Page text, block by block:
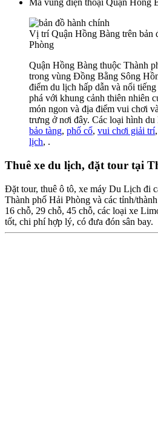
Mã vùng điện thoại Quận Hồng
Vị trí Quận Hồng Bàng trên bản
Phòng
Quận Hồng Bàng thuộc Thành
trong vùng Đồng Bằng Sông
điểm du lịch hấp dẫn và nổi
phá với khung cảnh thiên nhiên
món ngon và địa điểm vui chơi
trưng ở nơi đây. Các loại hình
bảo tàng, phố cổ, vui chơi giải trí,
lịch, .
Thuê xe du lịch, đặt tour tại
Đặt tour, thuê ô tô, xe máy Du Lịch đi
Thành phố Hải Phòng và các tỉnh/
16 chỗ, 29 chỗ, 45 chỗ, các loại xe
tốt, chi phí hợp lý, có đưa đón sân bay.